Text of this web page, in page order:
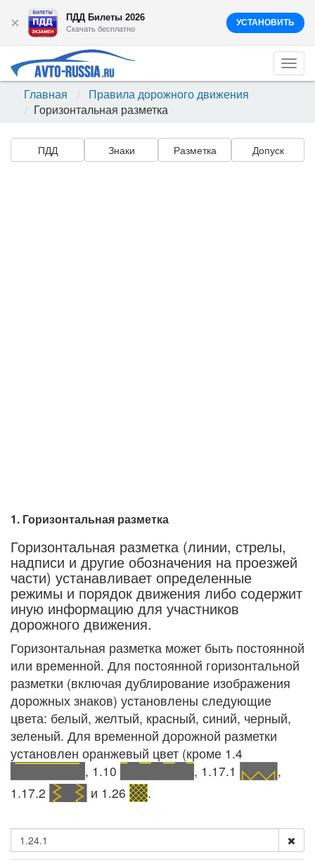
× ПДД Билеты 2026
Скачать бесплатно
УСТАНОВИТЬ
Главная
Правила дорожного движения
Горизонтальная разметка
ПДД Знаки Разметка Допуск
1. Горизонтальная разметка
Горизонтальная разметка (линии, стрелы,
надписи и другие обозначения на проезжей
части) устанавливает определенные
режимы и порядок движения либо содержит
иную информацию для участников
дорожного движения.
Горизонтальная разметка может быть постоянной
или временной. Для постоянной горизонтальной
разметки (включая дублирование изображения
дорожных знаков) установлены следующие
цвета: белый, желтый, красный, синий, черный,
зеленый. Для временной дорожной разметки
установлен оранжевый цвет (кроме 1.4
, 1.10
, 1.17.1
,
1.17.2
и 1.26 .